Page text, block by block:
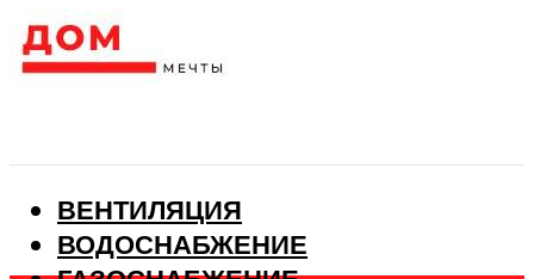
ВЕНТИЛЯЦИЯ
ВОДОСНАБЖЕНИЕ